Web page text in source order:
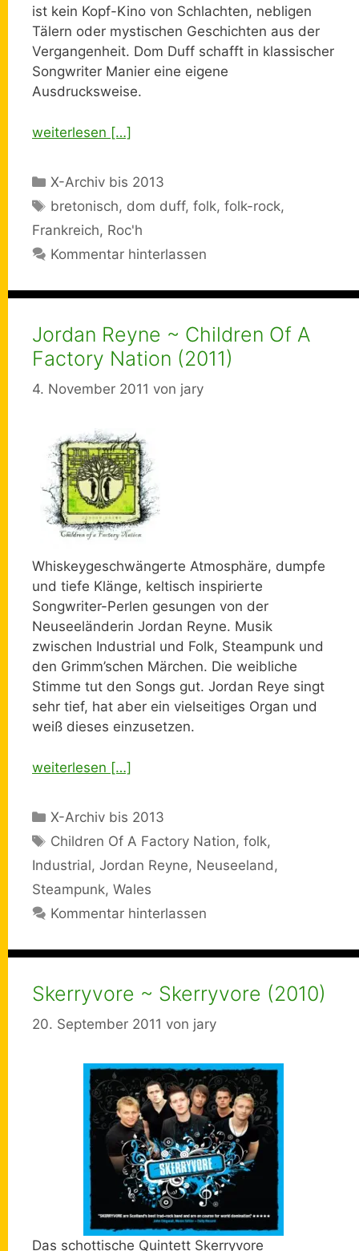
ist kein Kopf-Kino von Schlachten, nebligen
Tälern oder mystischen Geschichten aus der
Vergangenheit. Dom Duff schafft in klassischer
Songwriter Manier eine eigene
Ausdrucksweise.
weiterlesen […]
Kategorien
X-Archiv bis 2013
Schlagwörter
bretonisch, dom duff,folk,folk-rock,
Frankreich, Roc'h
Kommentar hinterlassen
Jordan Reyne ~ Children Of A
Factory Nation (2011)
4. November 2011 von jary
Whiskeygeschwängerte Atmosphäre, dumpfe
und tiefe Klänge, keltisch inspirierte
Songwriter-Perlen gesungen von der
Neuseeländerin Jordan Reyne. Musik
zwischen Industrial und Folk, Steampunk und
den Grimm’schen Märchen. Die weibliche
Stimme tut den Songs gut. Jordan Reye singt
sehr tief, hat aber ein vielseitiges Organ und
weiß dieses einzusetzen.
weiterlesen […]
Kategorien
X-Archiv bis 2013
Schlagwörter
Children Of A Factory Nation,folk,
Industrial, Jordan Reyne, Neuseeland ,
Steampunk, Wales
Kommentar hinterlassen
Skerryvore ~ Skerryvore (2010)
20. September 2011 von jary
Das schottische Quintett Skerryvore